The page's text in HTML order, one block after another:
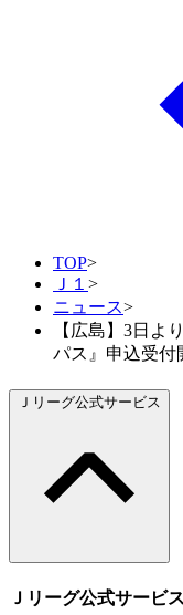
TOP>
Ｊ１ >
ニュース>
【広島】3日よ
パス』申込受付
Ｊリーグ公式サービス
Ｊリーグ公式サービス